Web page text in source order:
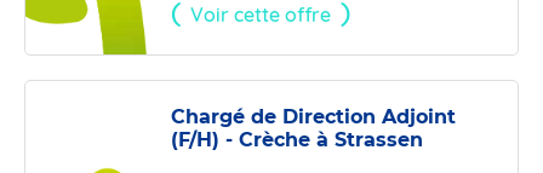
Voir cette offre
Chargé de Direction Adjoint
(F/H) - Crèche à Strassen